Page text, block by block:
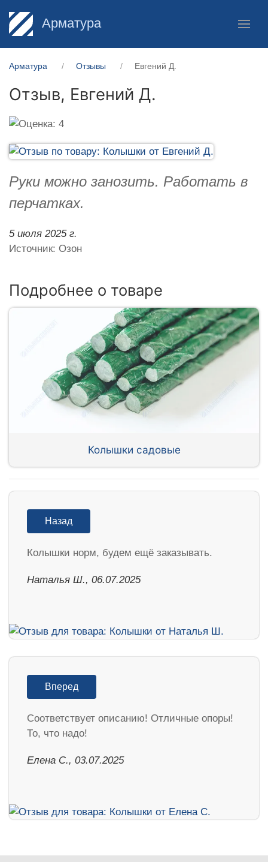
Арматура
Арматура Отзывы Евгений Д.
Отзыв, Евгений Д.
Руки можно занозить. Работать в
перчатках.
5 июля 2025 г.
Источник: Озон
Подробнее о товаре
Колышки садовые
Назад
Колышки норм, будем ещё заказывать.
Наталья Ш., 06.07.2025
Вперед
Соответствует описанию! Отличные опоры!
То, что надо!
Елена С., 03.07.2025